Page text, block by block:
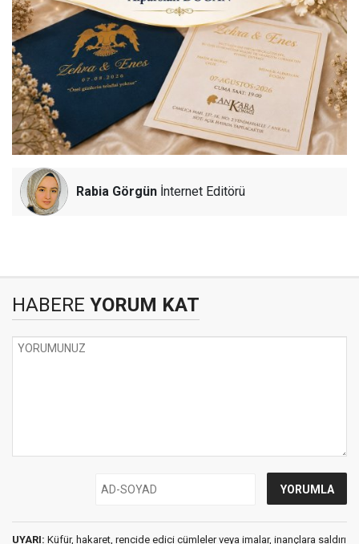
Rabia Görgün İnternet Editörü
HABERE YORUM KAT
UYARI: Küfür, hakaret, rencide edici cümleler veya imalar, inançlara saldırı